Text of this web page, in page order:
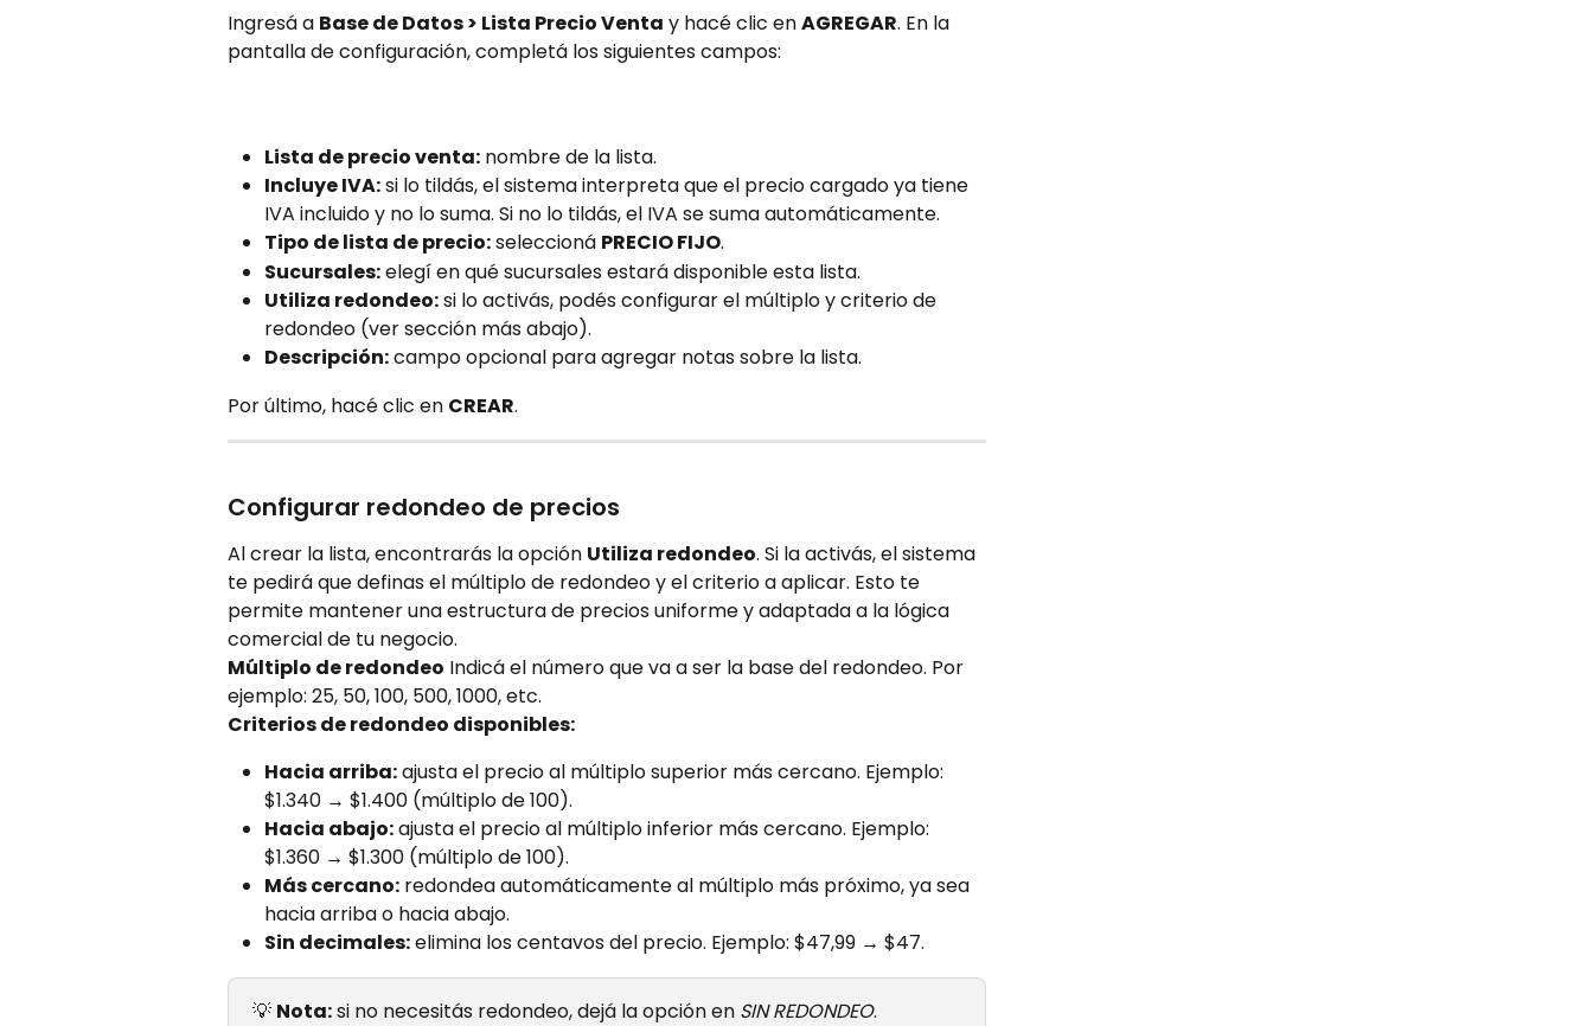
Ingresá a Base de Datos > Lista Precio Venta y hacé clic en AGREGAR. En la
pantalla de configuración, completá los siguientes campos:
Lista de precio venta: nombre de la lista.
Incluye IVA: si lo tildás, el sistema interpreta que el precio cargado ya tiene
IVA incluido y no lo suma. Si no lo tildás, el IVA se suma automáticamente.
Tipo de lista de precio: seleccioná PRECIO FIJO.
Sucursales: elegí en qué sucursales estará disponible esta lista.
Utiliza redondeo: si lo activás, podés configurar el múltiplo y criterio de
redondeo (ver sección más abajo).
Descripción: campo opcional para agregar notas sobre la lista.
Por último, hacé clic en CREAR.
Configurar redondeo de precios
Al crear la lista, encontrarás la opción Utiliza redondeo. Si la activás, el sistema
te pedirá que definas el múltiplo de redondeo y el criterio a aplicar. Esto te
permite mantener una estructura de precios uniforme y adaptada a la lógica
comercial de tu negocio.
Múltiplo de redondeo Indicá el número que va a ser la base del redondeo. Por
ejemplo: 25, 50, 100, 500, 1000, etc.
Criterios de redondeo disponibles:
Hacia arriba: ajusta el precio al múltiplo superior más cercano. Ejemplo:
$1.340 → $1.400 (múltiplo de 100).
Hacia abajo: ajusta el precio al múltiplo inferior más cercano. Ejemplo:
$1.360 → $1.300 (múltiplo de 100).
Más cercano: redondea automáticamente al múltiplo más próximo, ya sea
hacia arriba o hacia abajo.
Sin decimales: elimina los centavos del precio. Ejemplo: $47,99 → $47.
💡 Nota: si no necesitás redondeo, dejá la opción en SIN REDONDEO.